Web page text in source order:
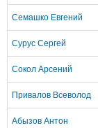
Семашко Евгений
Сурус Сергей
Сокол Арсений
Привалов Всеволод
Абызов Антон